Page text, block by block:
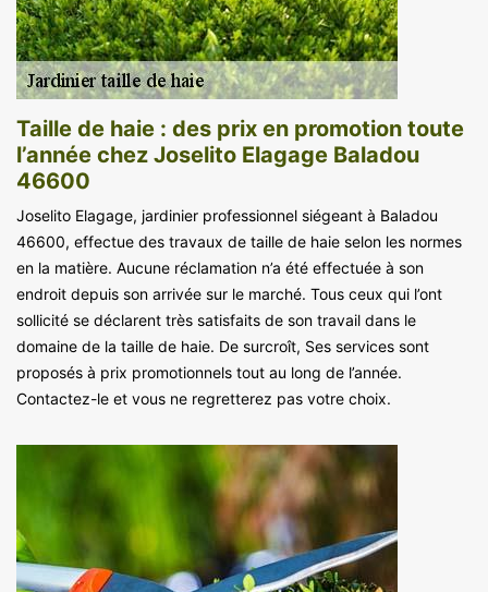
Taille de haie : des prix en promotion toute
l’année chez Joselito Elagage Baladou
46600
Joselito Elagage, jardinier professionnel siégeant à Baladou
46600, effectue des travaux de taille de haie selon les normes
en la matière. Aucune réclamation n’a été effectuée à son
endroit depuis son arrivée sur le marché. Tous ceux qui l’ont
sollicité se déclarent très satisfaits de son travail dans le
domaine de la taille de haie. De surcroît, Ses services sont
proposés à prix promotionnels tout au long de l’année.
Contactez-le et vous ne regretterez pas votre choix.